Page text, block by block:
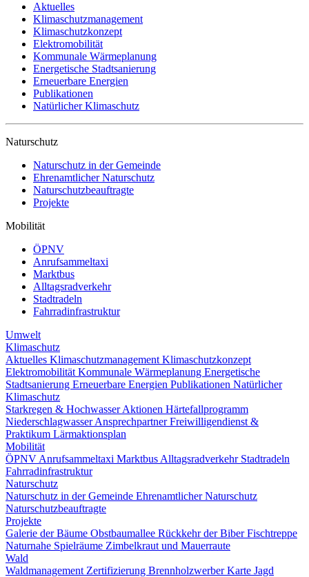
Aktuelles
Klimaschutzmanagement
Klimaschutzkonzept
Elektromobilität
Kommunale Wärmeplanung
Energetische Stadtsanierung
Erneuerbare Energien
Publikationen
Natürlicher Klimaschutz
Naturschutz
Naturschutz in der Gemeinde
Ehrenamtlicher Naturschutz
Naturschutzbeauftragte
Projekte
Mobilität
ÖPNV
Anrufsammeltaxi
Marktbus
Alltagsradverkehr
Stadtradeln
Fahrradinfrastruktur
Umwelt
Klimaschutz
Aktuelles Klimaschutzmanagement Klimaschutzkonzept
Elektromobilität Kommunale Wärmeplanung Energetische
Stadtsanierung Erneuerbare Energien Publikationen Natürlicher
Klimaschutz
Starkregen & HochwasserAktionen Härtefallprogramm
NiederschlagwasserAnsprechpartnerFreiwilligendienst &
Praktikum Lärmaktionsplan
Mobilität
ÖPNV Anrufsammeltaxi Marktbus Alltagsradverkehr Stadtradeln
Fahrradinfrastruktur
Naturschutz
Naturschutz in der Gemeinde Ehrenamtlicher Naturschutz
Naturschutzbeauftragte
Projekte
Galerie der Bäume Obstbaumallee Rückkehr der BiberFischtreppe
Naturnahe Spielräume Zimbelkraut und Mauerraute
Wald
Waldmanagement Zertifizierung BrennholzwerberKarte Jagd